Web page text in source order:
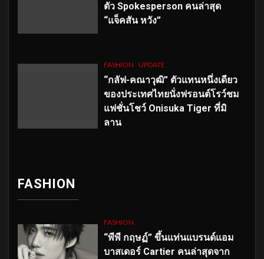
ตัว Spokesperson คนล่าสุด
“แจ็คสัน หวัง”
FASHION UPDATE
“กลัฟ-คณาวุฒิ” ตัวแทนหนึ่งเดียว
ของประเทศไทยนั่งฟรอนต์โรว์ชม
แฟชั่นโชว์ Onisuka Tiger ที่มิ
ลาน
FASHION
FASHION
“พีพี กฤษฏ์” ขึ้นแท่นแบรนด์แอม
บาสเดอร์ Cartier คนล่าสุดจาก